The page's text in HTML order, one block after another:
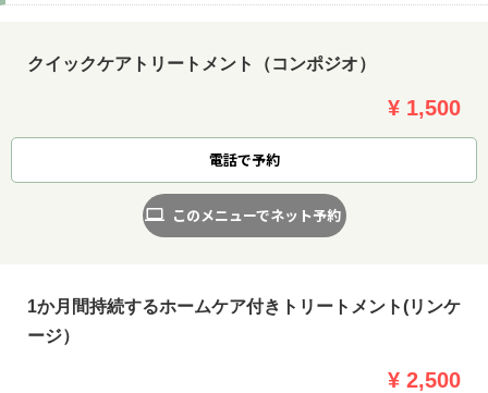
クイックケアトリートメント（コンポジオ）
¥ 1,500
電話で予約
このメニューでネット予約
1か月間持続するホームケア付きトリートメント(リンケ
ージ）
¥ 2,500